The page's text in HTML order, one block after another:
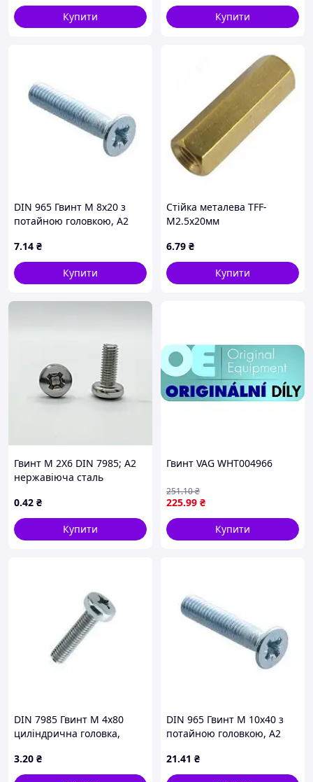
Купити
Купити
DIN 965 Гвинт М 8х20 з
потайною головкою, А2
7.14 ₴
Купити
Стійка металева TFF-
M2.5x20мм
6.79 ₴
Купити
Гвинт М 2Х6 DIN 7985; А2
нержавіюча сталь
0.42 ₴
Купити
Гвинт VAG WHT004966
225.99 ₴
251.10₴
Купити
DIN 7985 Гвинт М 4х80
циліндрична головка,
3.20 ₴
DIN 965 Гвинт М 10х40 з
потайною головкою, А2
21.41 ₴